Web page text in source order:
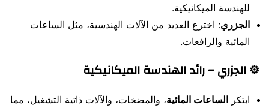
للهندسة الميكانيكية.
الجزري: اخترع العديد من الآلات الهندسية، مثل الساعات
المائية والرافعات.
⚙️ الجزري – رائد الهندسة الميكانيكية
ابتكر الساعات المائية، والمضخات، والآلات ذاتية التشغيل، مما